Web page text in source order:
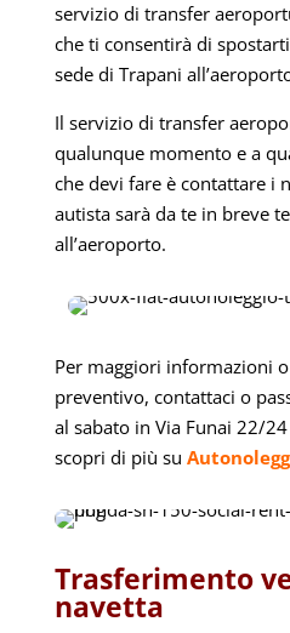
servizio di transfer
che ti consentirà di
sede di Trapani
Il servizio di transfer
qualunque momento e a
che devi fare è contattare i
autista sarà da te in breve
all’aeroporto.
Per maggiori informazioni
preventivo, contattaci o
al sabato in Via Funai 22/
scopri di più su
Trasferimento
navetta